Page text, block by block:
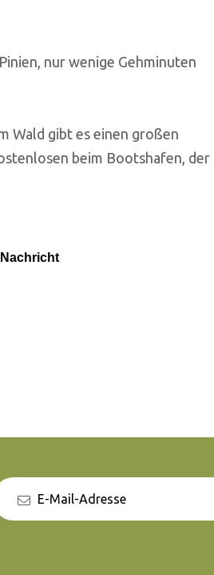
nur wenige Gehminuten
Wald gibt es einen großen
beim Bootshafen, der